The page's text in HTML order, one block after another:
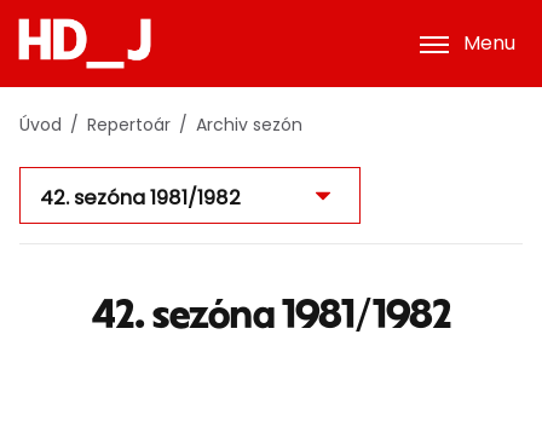
Menu
Úvod Repertoár Archiv sezón
42. sezóna 1981/1982